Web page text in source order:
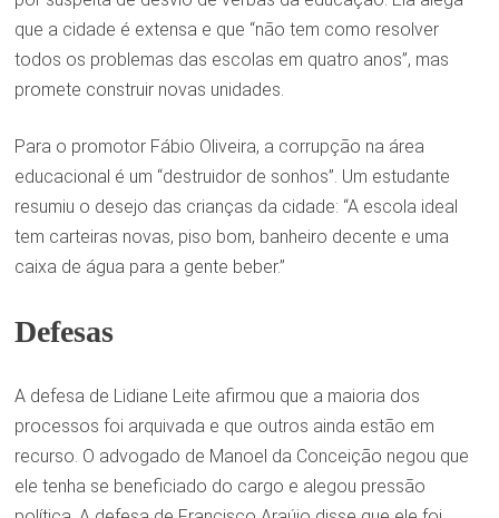
que a cidade é extensa e que “não tem como resolver
todos os problemas das escolas em quatro anos”, mas
promete construir novas unidades.
Para o promotor Fábio Oliveira, a corrupção na área
educacional é um “destruidor de sonhos”. Um estudante
resumiu o desejo das crianças da cidade: “A escola ideal
tem carteiras novas, piso bom, banheiro decente e uma
caixa de água para a gente beber.”
Defesas
A defesa de Lidiane Leite afirmou que a maioria dos
processos foi arquivada e que outros ainda estão em
recurso. O advogado de Manoel da Conceição negou que
ele tenha se beneficiado do cargo e alegou pressão